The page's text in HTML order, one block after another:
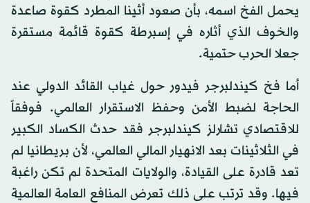
يحمل الفخ اسمه، بأن صعود أثينا المطرد كقوة صاعدة
والخوف الذي أثاره في إسبرطة كقوة قائمة مستقرة
جعلا الحرب حتمية.
أما فخ كيندلبرجر فيدور حول غياب القائد الدولي عند
الحاجة لضبط الأمن وحفظ الاستقرار العالمي. فوفقاً
للاقتصادي تشارلز كيندلبرجر فقد حدث الكساد الكبير
في الثلاثينات بعد الانهيار المالي العالمي، لأن بريطانيا لم
تعد قادرة على القيادة، والولايات المتحدة لم تكن راغبة
فيها. وقد ترتب على ذلك تعرض المنافع العامة العالمية